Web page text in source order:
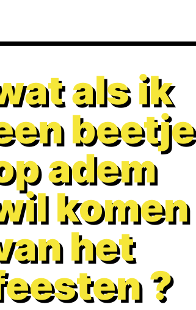
als ik
beetje
adem
komen
het
?